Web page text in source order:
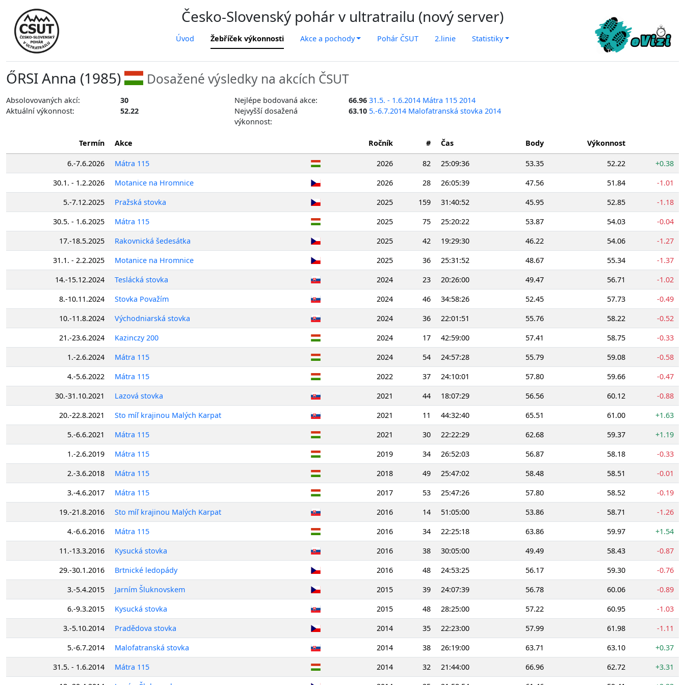
Česko-Slovenský pohár v ultratrailu (nový server)
Úvod Žebříček výkonnosti Akce a pochody Pohár ČSUT 2.linie Statistiky
ŐRSI Anna (1985) Dosažené výsledky na akcích ČSUT
Absolovovaných akcí: 30 Nejlépe bodovaná akce: 66.96 31.5. - 1.6.2014 Mátra 115 2014
Aktuální výkonnost:
52.22
Nejvyšší dosažená
výkonnost:
63.10 5.-6.7.2014 Malofatranská stovka 2014
Termín Akce Ročník # Čas Body Výkonnost
6.-7.6.2026 Mátra 115 2026 82 25:09:36 53.35 52.22
+0.38
30.1. - 1.2.2026
Motanice na Hromnice 2026 28 26:05:39 47.56 51.84
-1.01
5.-7.12.2025
Pražská stovka 2025 159 31:40:52 45.95 52.85
-1.18
30.5. - 1.6.2025
Mátra 115 2025 75 25:20:22 53.87 54.03
-0.04
17.-18.5.2025
Rakovnická šedesátka 2025 42 19:29:30 46.22 54.06
-1.27
31.1. - 2.2.2025
Motanice na Hromnice 2025 36 25:31:52 48.67 55.34
-1.37
14.-15.12.2024
Teslácká stovka 2024 23 20:26:00 49.47 56.71
-1.02
8.-10.11.2024
Stovka Považím 2024 46 34:58:26 52.45 57.73
-0.49
10.-11.8.2024
Východniarská stovka 2024 36 22:01:51 55.76 58.22
-0.52
21.-23.6.2024
Kazinczy 200 2024 17 42:59:00 57.41 58.75
-0.33
1.-2.6.2024
Mátra 115 2024 54 24:57:28 55.79 59.08
-0.58
4.-5.6.2022
Mátra 115 2022 37 24:10:01 57.80 59.66
-0.47
30.-31.10.2021
Lazová stovka 2021 44 18:07:29 56.56 60.12
-0.88
20.-22.8.2021
Sto míľ krajinou Malých Karpat 2021 11 44:32:40 65.51 61.00
+1.63
5.-6.6.2021
Mátra 115 2021 30 22:22:29 62.68 59.37
+1.19
1.-2.6.2019
Mátra 115 2019 34 26:52:03 56.87 58.18
-0.33
2.-3.6.2018
Mátra 115 2018 49 25:47:02 58.48 58.51
-0.01
3.-4.6.2017
Mátra 115 2017 53 25:47:26 57.80 58.52
-0.19
19.-21.8.2016
Sto míľ krajinou Malých Karpat 2016 14 51:05:00 53.86 58.71
-1.26
4.-6.6.2016
Mátra 115 2016 34 22:25:18 63.86 59.97
+1.54
11.-13.3.2016
Kysucká stovka 2016 38 30:05:00 49.49 58.43
-0.87
29.-30.1.2016
Brtnické ledopády 2016 48 24:53:25 56.17 59.30
-0.76
3.-5.4.2015
Jarním Šluknovskem 2015 39 24:07:39 56.78 60.06
-0.89
6.-9.3.2015
Kysucká stovka 2015 48 28:25:00 57.22 60.95
-1.03
3.-5.10.2014
Pradědova stovka 2014 35 22:23:00 57.99 61.98
-1.11
5.-6.7.2014
Malofatranská stovka 2014 38 26:19:00 63.71 63.10
+0.37
31.5. - 1.6.2014
Mátra 115 2014 32 21:44:00 66.96 62.72
+3.31